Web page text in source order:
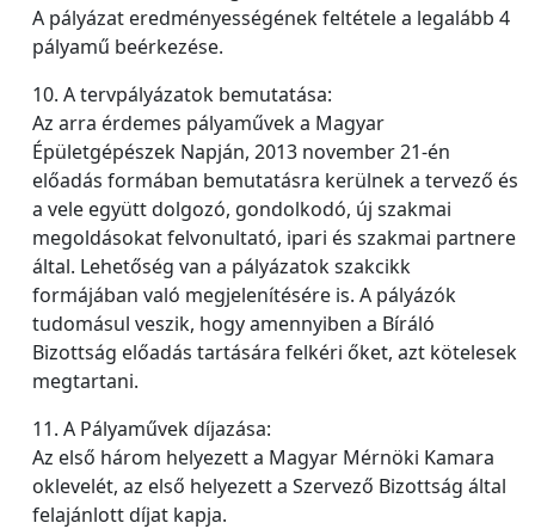
A pályázat eredményességének feltétele a legalább 4
pályamű beérkezése.
10. A tervpályázatok bemutatása:
Az arra érdemes pályaművek a Magyar
Épületgépészek Napján, 2013 november 21-én
előadás formában bemutatásra kerülnek a tervező és
a vele együtt dolgozó, gondolkodó, új szakmai
megoldásokat felvonultató, ipari és szakmai partnere
által. Lehetőség van a pályázatok szakcikk
formájában való megjelenítésére is. A pályázók
tudomásul veszik, hogy amennyiben a Bíráló
Bizottság előadás tartására felkéri őket, azt kötelesek
megtartani.
11. A Pályaművek díjazása:
Az első három helyezett a Magyar Mérnöki Kamara
oklevelét, az első helyezett a Szervező Bizottság által
felajánlott díjat kapja.